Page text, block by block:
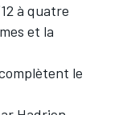
à quatre
et la
le